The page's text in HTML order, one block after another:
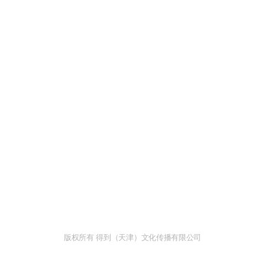
版权所有 得到（天津）文化传播有限公司